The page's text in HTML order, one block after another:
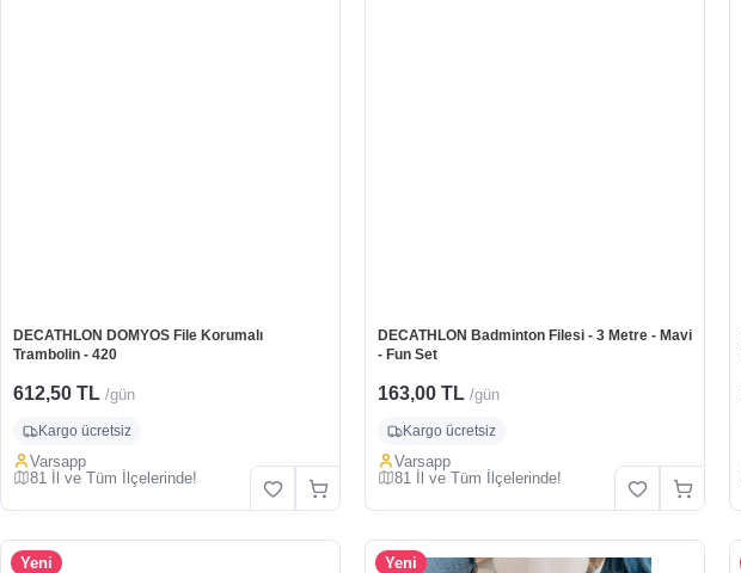
DECATHLON DOMYOS File Korumalı
Trambolin - 420
612,50 TL /gün
Kargo ücretsiz
Varsapp
81 İl ve Tüm İlçelerinde!
DECATHLON Badminton Filesi - 3 Metre - Mavi
- Fun Set
163,00 TL /gün
Kargo ücretsiz
Varsapp
81 İl ve Tüm İlçelerinde!
Yeni Yeni